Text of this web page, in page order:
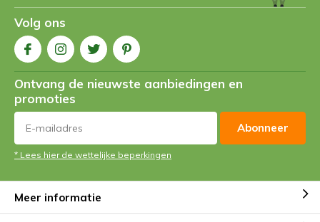
Volg ons
Ontvang de nieuwste aanbiedingen en
promoties
Abonneer
* Lees hier de wettelijke beperkingen
Meer informatie